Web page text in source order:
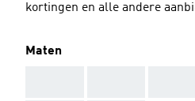
kortingen en alle andere
Maten